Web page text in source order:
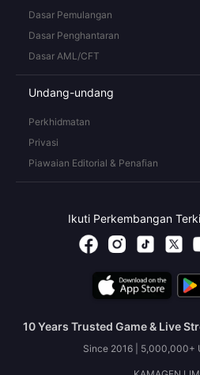
Dasar Pemulangan
Dasar Penghantaran
Dasar AML/CFT
Undang-undang
Perkhidmatan
Privasi
Piawaian Editorial & Penafian
Ikuti Perkembangan
10 Years Trusted Game & Live
Since 2016 | 5,000,000+